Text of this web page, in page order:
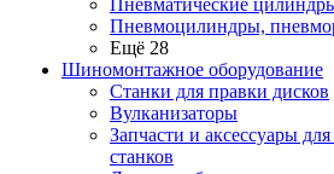
Пневматические
Пневмоцилиндры,
Ещё 28
Шиномонтажное оборудование
Станки для правки дисков
Вулканизаторы
Запчасти и аксессуары
станков